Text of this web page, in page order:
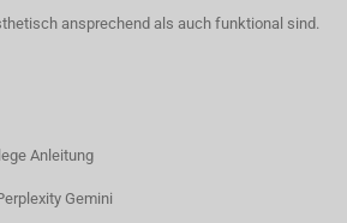
ansprechend als auch funktional sind.
Anleitung
Gemini